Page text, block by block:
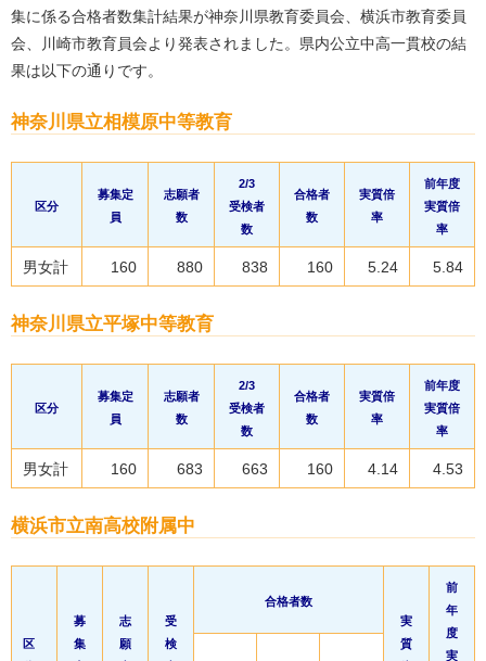
集に係る合格者数集計結果が神奈川県教育委員会、横浜市教育委員
会、川崎市教育員会より発表されました。県内公立中高一貫校の結
果は以下の通りです。
神奈川県立相模原中等教育
区分
募集定
員
志願者
数
2/3
受検者
数
合格者
数
実質倍
率
前年度
実質倍
率
男女計 160 880 838 160 5.24 5.84
神奈川県立平塚中等教育
区分
募集定
員
志願者
数
2/3
受検者
数
合格者
数
実質倍
率
前年度
実質倍
率
男女計 160 683 663 160 4.14 4.53
横浜市立南高校附属中
区
募
集
志
願
受
検
合格者数
実
質
前
年
度
実